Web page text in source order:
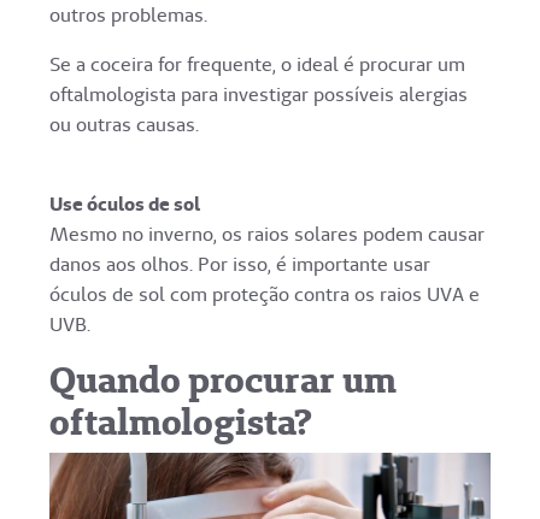
outros problemas.
Se a coceira for frequente, o ideal é procurar um
oftalmologista para investigar possíveis alergias
ou outras causas.
Use óculos de sol
Mesmo no inverno, os raios solares podem causar
danos aos olhos. Por isso, é importante usar
óculos de sol com proteção contra os raios UVA e
UVB.
Quando procurar um
oftalmologista?